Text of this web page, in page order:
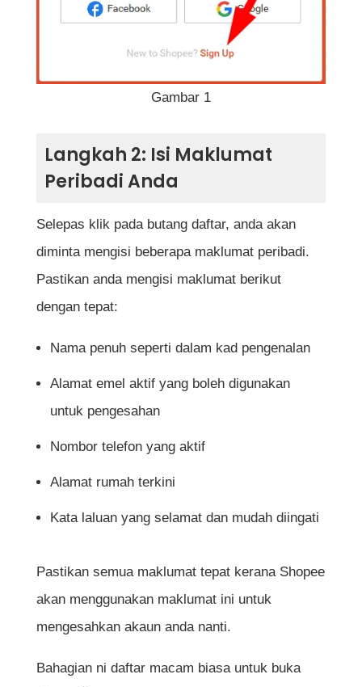
Gambar 1
Langkah 2: Isi Maklumat
Peribadi Anda
Selepas klik pada butang daftar, anda akan
diminta mengisi beberapa maklumat peribadi.
Pastikan anda mengisi maklumat berikut
dengan tepat:
Nama penuh seperti dalam kad pengenalan
Alamat emel aktif yang boleh digunakan
untuk pengesahan
Nombor telefon yang aktif
Alamat rumah terkini
Kata laluan yang selamat dan mudah diingati
Pastikan semua maklumat tepat kerana Shopee
akan menggunakan maklumat ini untuk
mengesahkan akaun anda nanti.
Bahagian ni daftar macam biasa untuk buka